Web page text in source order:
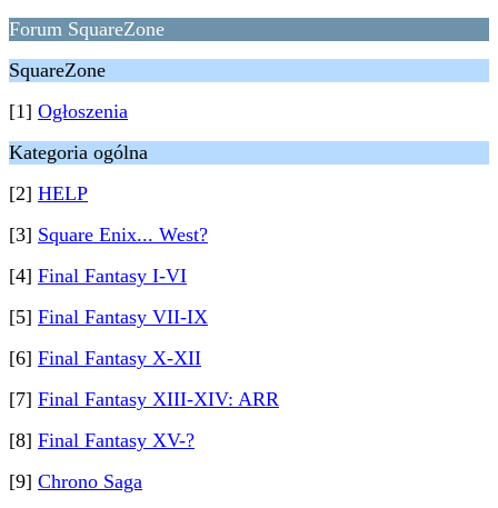
Forum SquareZone
SquareZone
[1] Ogłoszenia
Kategoria ogólna
[2] HELP
[3] Square Enix... West?
[4] Final Fantasy I-VI
[5] Final Fantasy VII-IX
[6] Final Fantasy X-XII
[7] Final Fantasy XIII-XIV: ARR
[8] Final Fantasy XV-?
[9] Chrono Saga